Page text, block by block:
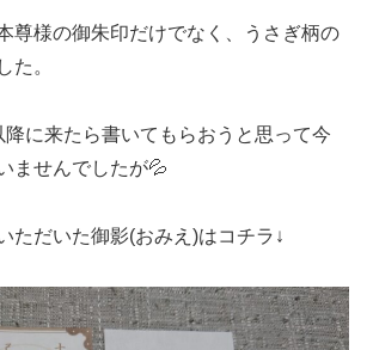
尊様の御朱印だけでなく、うさぎ柄の
た。
に来たら書いてもらおうと思って今
ませんでしたが💦
ただいた御影(おみえ)はコチラ↓